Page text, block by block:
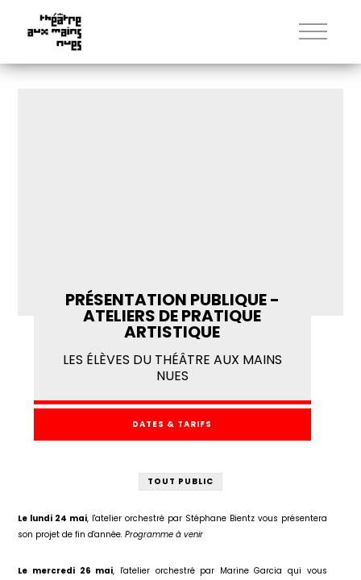
PRÉSENTATION PUBLIQUE -
ATELIERS DE PRATIQUE
ARTISTIQUE
LES ÉLÈVES DU THÉÂTRE AUX MAINS
NUES
DATES & TARIFS
TOUT PUBLIC
Le lundi 24 mai, l'atelier orchestré par Stéphane Bientz vous présentera
son projet de fin d'année. Programme à venir
Le mercredi 26 mai, l'atelier orchestré par Marine Garcia qui vous